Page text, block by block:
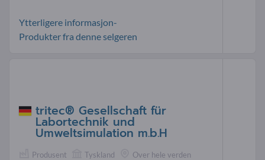
Ytterligere informasjon-
Produkter fra denne selgeren
tritec® Gesellschaft für
Labortechnik und
Umweltsimulation m.b.H
Produsent Tyskland Over hele verden